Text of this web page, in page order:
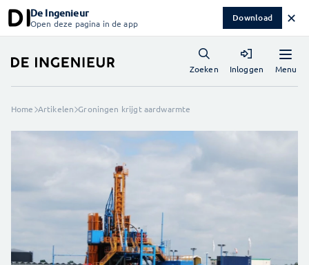
De Ingenieur
Open deze pagina in de app Download ✕
Menu
Zoeken Inloggen
Home Artikelen Groningen krijgt aardwarmte